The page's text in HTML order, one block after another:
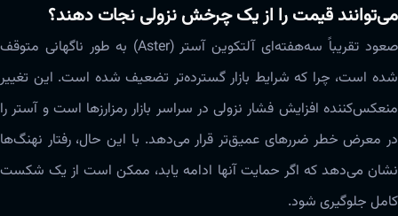
می‌توانند قیمت را از یک چرخش نزولی نجات دهند؟
صعود تقریباً سه‌هفته‌ای آلتکوین آستر (Aster) به طور ناگهانی متوقف
شده است، چرا که شرایط بازار گسترده‌تر تضعیف شده است. این تغییر
منعکس‌کننده افزایش فشار نزولی در سراسر بازار رمزارزها است و آستر را
در معرض خطر ضررهای عمیق‌تر قرار می‌دهد. با این حال، رفتار نهنگ‌ها
نشان می‌دهد که اگر حمایت آنها ادامه یابد، ممکن است از یک شکست
کامل جلوگیری شود.